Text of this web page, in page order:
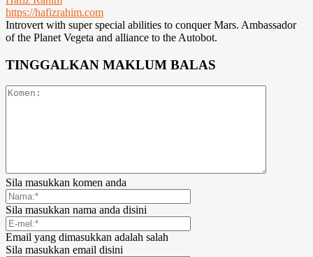
https://hafizrahim.com
Introvert with super special abilities to conquer Mars. Ambassador
of the Planet Vegeta and alliance to the Autobot.
TINGGALKAN MAKLUM BALAS
Sila masukkan komen anda
Sila masukkan nama anda disini
Email yang dimasukkan adalah salah
Sila masukkan email disini